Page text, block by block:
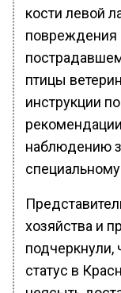
кости левой
повреждения
птицы
инструкции
наблюдению
хозяйства и
подчеркнули,
статус в